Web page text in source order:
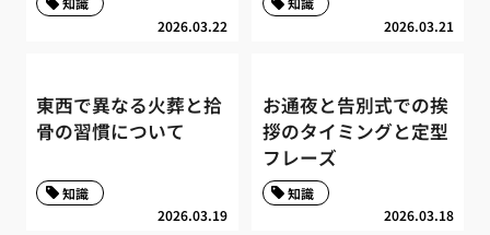
2026.03.22 2026.03.21
東西で異なる火葬と拾
骨の習慣について
2026.03.19
知識
お通夜と告別式での挨
拶のタイミングと定型
フレーズ
2026.03.18
知識